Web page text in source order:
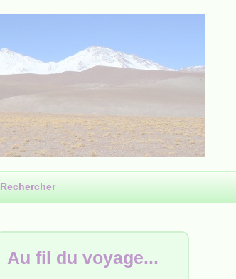
Rechercher
Au fil du voyage...